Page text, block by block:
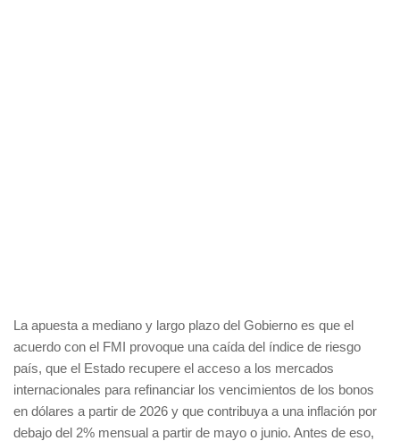
La apuesta a mediano y largo plazo del Gobierno es que el
acuerdo con el FMI provoque una caída del índice de riesgo
país, que el Estado recupere el acceso a los mercados
internacionales para refinanciar los vencimientos de los bonos
en dólares a partir de 2026 y que contribuya a una inflación por
debajo del 2% mensual a partir de mayo o junio. Antes de eso,